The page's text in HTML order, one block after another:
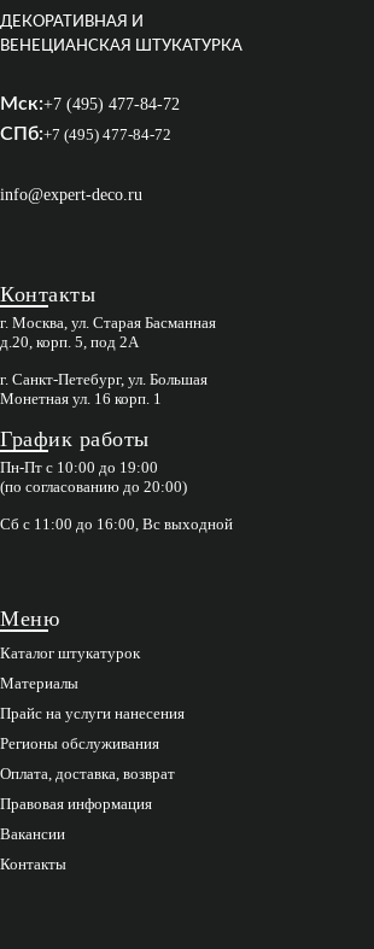
ДЕКОРАТИВНАЯ И
ВЕНЕЦИАНСКАЯ ШТУКАТУРКА
Мск:+7 (495) 477-84-72
СПб:+7 (495) 477-84-72
info@expert-deco.ru
Контакты
г. Москва, ул. Старая Басманная
д.20, корп. 5, под 2А
г. Санкт-Петебург, ул. Большая
Монетная ул. 16 корп. 1
График работы
Пн-Пт с 10:00 до 19:00
(по согласованию до 20:00)
Сб с 11:00 до 16:00, Вс выходной
Меню
Каталог штукатурок
Материалы
Прайс на услуги нанесения
Регионы обслуживания
Оплата, доставка, возврат
Правовая информация
Вакансии
Контакты